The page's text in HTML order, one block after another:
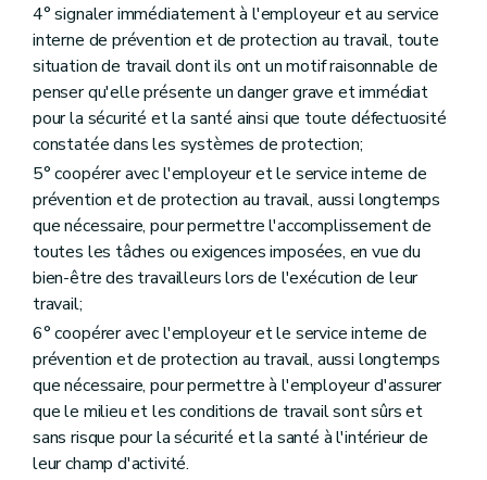
4° signaler immédiatement à l'employeur et au service
interne de prévention et de protection au travail, toute
situation de travail dont ils ont un motif raisonnable de
penser qu'elle présente un danger grave et immédiat
pour la sécurité et la santé ainsi que toute défectuosité
constatée dans les systèmes de protection;
5° coopérer avec l'employeur et le service interne de
prévention et de protection au travail, aussi longtemps
que nécessaire, pour permettre l'accomplissement de
toutes les tâches ou exigences imposées, en vue du
bien-être des travailleurs lors de l'exécution de leur
travail;
6° coopérer avec l'employeur et le service interne de
prévention et de protection au travail, aussi longtemps
que nécessaire, pour permettre à l'employeur d'assurer
que le milieu et les conditions de travail sont sûrs et
sans risque pour la sécurité et la santé à l'intérieur de
leur champ d'activité.